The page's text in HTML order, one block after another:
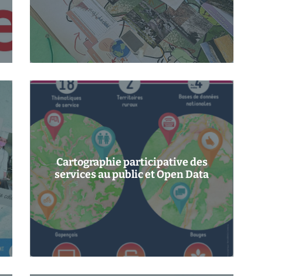
Cartographie participative des
services au public et Open Data